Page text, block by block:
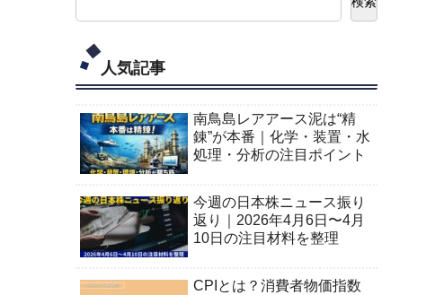
人気記事
南鳥島レアアース泥は“精
錬”が本番｜化学・装置・水
処理・分析の注目ポイント
今週の日本株ニュース振り
返り｜2026年4月6日〜4月
10日の注目材料を整理
CPIとは？消費者物価指数